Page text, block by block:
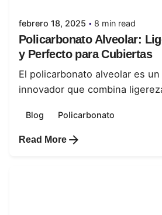
febrero 18, 2025 8 min read
Policarbonato Alveolar:
y Perfecto para Cubiertas
El policarbonato alveolar es un
innovador que combina
Blog Policarbonato
Read More